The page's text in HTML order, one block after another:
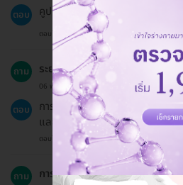
ตอบ คูปองมีอายุ 30 วันนับจากวันที่ออก
ตอบโดยทีมงาน HD
ถาม ระยะเวลาที่ใช้ในการจัดฟันใสประ
06 พ.ย. 2023
ตอบ
การรักษาด้วย Invisalign ใช้เวล
และต้องเข้าพบทันตแพทย์ทุก 6-8
ตอบโดยทีมงาน HD
ถาม การใช้ยาหรือการรักษาอื่น ๆ ต้อ